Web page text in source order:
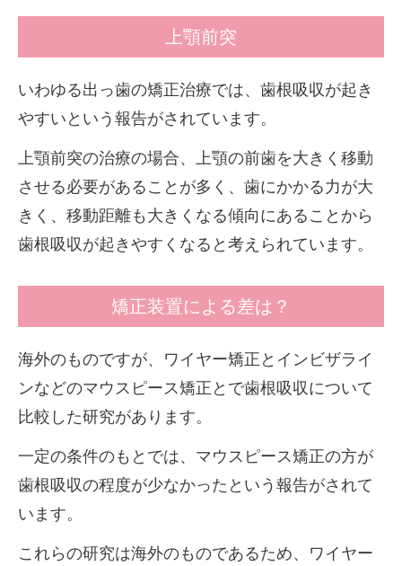
上顎前突
いわゆる出っ歯の矯正治療では、歯根吸収が起き
やすいという報告がされています。
上顎前突の治療の場合、上顎の前歯を大きく移動
させる必要があることが多く、歯にかかる力が大
きく、移動距離も大きくなる傾向にあることから
歯根吸収が起きやすくなると考えられています。
矯正装置による差は？
海外のものですが、ワイヤー矯正とインビザライ
ンなどのマウスピース矯正とで歯根吸収について
比較した研究があります。
一定の条件のもとでは、マウスピース矯正の方が
歯根吸収の程度が少なかったという報告がされて
います。
これらの研究は海外のものであるため、ワイヤー